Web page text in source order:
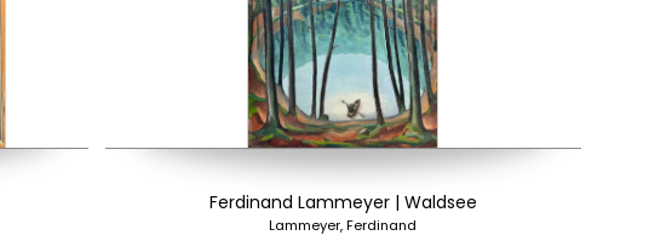
Ferdinand Lammeyer | Waldsee
Lammeyer, Ferdinand